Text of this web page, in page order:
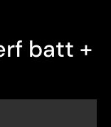
batt +